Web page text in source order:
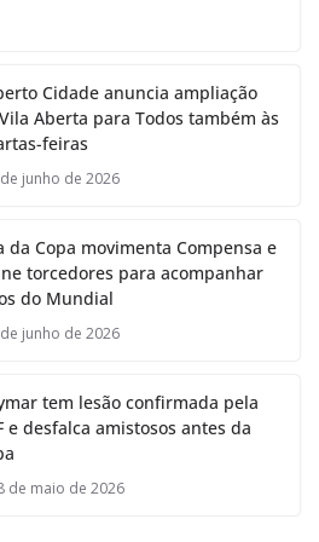
Cidade anuncia ampliação
Aberta para Todos também às
feiras
junho de 2026
da Copa movimenta Compensa e
torcedores para acompanhar
do Mundial
junho de 2026
tem lesão confirmada pela
e desfalca amistosos antes da
de maio de 2026